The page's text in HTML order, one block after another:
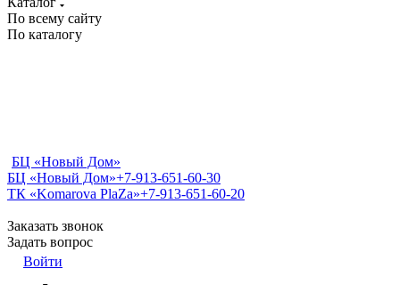
По всему сайту
По каталогу
БЦ «Новый Дом»
БЦ «Новый Дом»+7-913-651-60-30
ТК «Komarova PlaZa»+7-913-651-60-20
Заказать звонок
Задать вопрос
Войти